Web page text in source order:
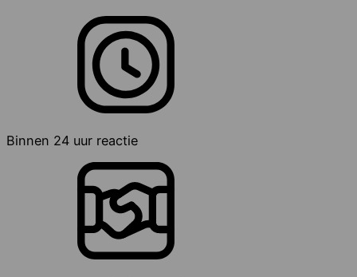
Binnen 24 uur reactie